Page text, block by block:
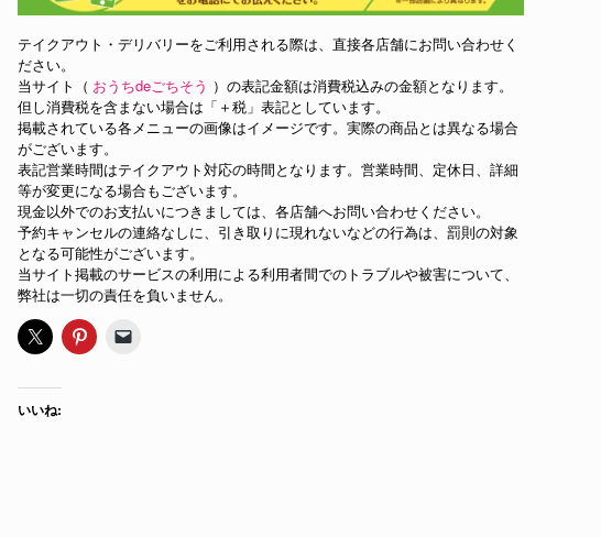
テイクアウト・デリバリーをご利用される際は、直接各店舗にお問い合わせく
ださい。
当サイト（ おうちdeごちそう ）の表記金額は消費税込みの金額となります。
但し消費税を含まない場合は「＋税」表記としています。
掲載されている各メニューの画像はイメージです。実際の商品とは異なる場合
がございます。
表記営業時間はテイクアウト対応の時間となります。営業時間、定休日、詳細
等が変更になる場合もございます。
現金以外でのお支払いにつきましては、各店舗へお問い合わせください。
予約キャンセルの連絡なしに、引き取りに現れないなどの行為は、罰則の対象
となる可能性がございます。
当サイト掲載のサービスの利用による利用者間でのトラブルや被害について、
弊社は一切の責任を負いません。
いいね: